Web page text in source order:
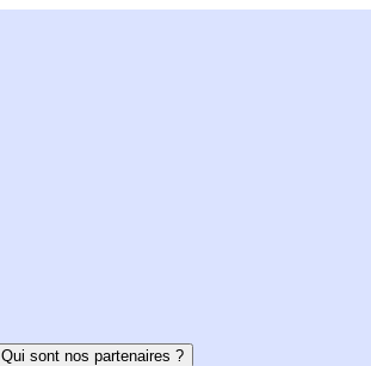
Qui sont nos partenaires ?